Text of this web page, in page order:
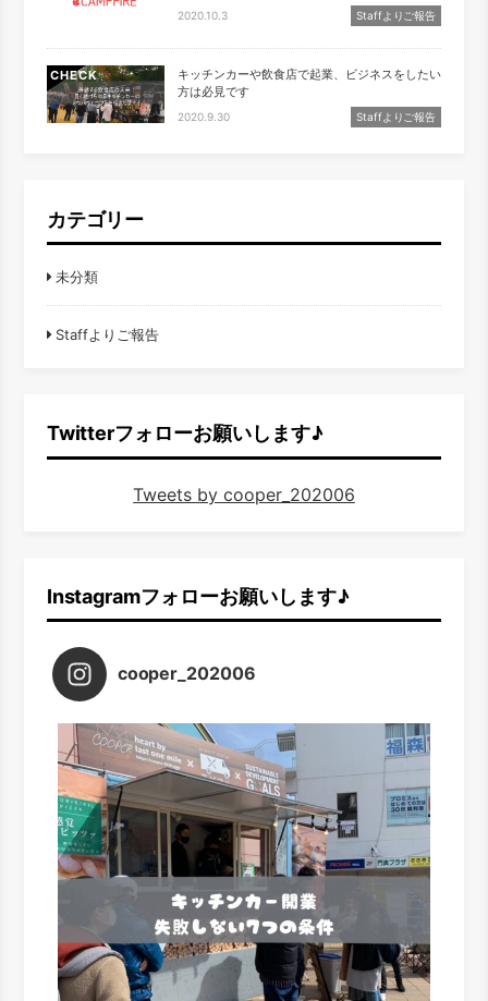
2020.10.3 Staffよりご報告
CHECK
キッチンカーや飲食店で起業、ビジネスをしたい
方は必見です
2020.9.30 Staffよりご報告
カテゴリー
未分類
Staffよりご報告
Twitterフォローお願いします♪
Tweets by cooper_202006
Instagramフォローお願いします♪
cooper_202006